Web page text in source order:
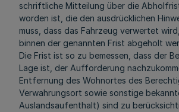
schriftliche Mitteilung über die
worden ist, die den ausdrücklichen
muss, dass das Fahrzeug verwertet
binnen der genannten Frist abgeholt
Die Frist ist so zu bemessen, dass der
Lage ist, der Aufforderung
Entfernung des Wohnortes des
Verwahrungsort sowie sonstige
Auslandsaufenthalt) sind zu